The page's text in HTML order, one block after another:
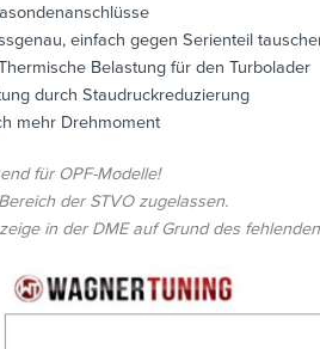
einfach gegen Serienteil
Belastung für den Turbolader
durch Staudruckreduzierung
mehr Drehmoment
für OPF-Modelle!
der STVO zugelassen.
in der DME auf Grund des